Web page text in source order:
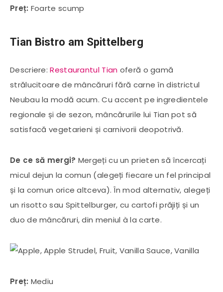
Preț: Foarte scump
Tian Bistro am Spittelberg
Descriere:Restaurantul Tian ​​oferă o gamă
strălucitoare de mâncăruri fără carne în districtul
Neubau la modă acum. Cu accent pe ingredientele
regionale și de sezon, mâncărurile lui Tian pot să
satisfacă vegetarieni și carnivorii deopotrivă.
De ce să mergi? Mergeți cu un prieten să încercați
micul dejun la comun (alegeți fiecare un fel principal
și la comun orice altceva). În mod alternativ, alegeți
un risotto sau Spittelburger, cu cartofi prăjiți și un
duo de mâncăruri, din meniul à la carte.
Preț: Mediu